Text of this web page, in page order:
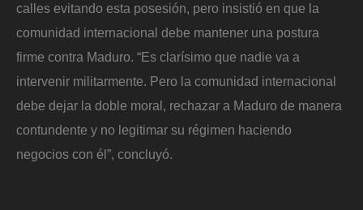
calles evitando esta posesión, pero insistió en que la
comunidad internacional debe mantener una postura
firme contra Maduro. “Es clarísimo que nadie va a
intervenir militarmente. Pero la comunidad internacional
debe dejar la doble moral, rechazar a Maduro de manera
contundente y no legitimar su régimen haciendo
negocios con él”, concluyó.